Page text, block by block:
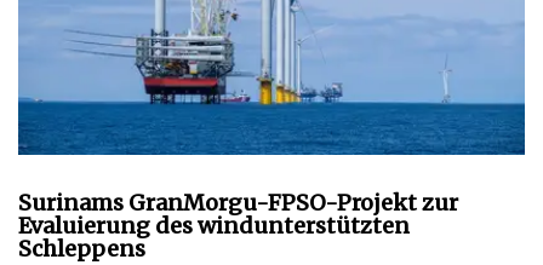
Surinams GranMorgu-FPSO-Projekt zur
Evaluierung des windunterstützten
Schleppens